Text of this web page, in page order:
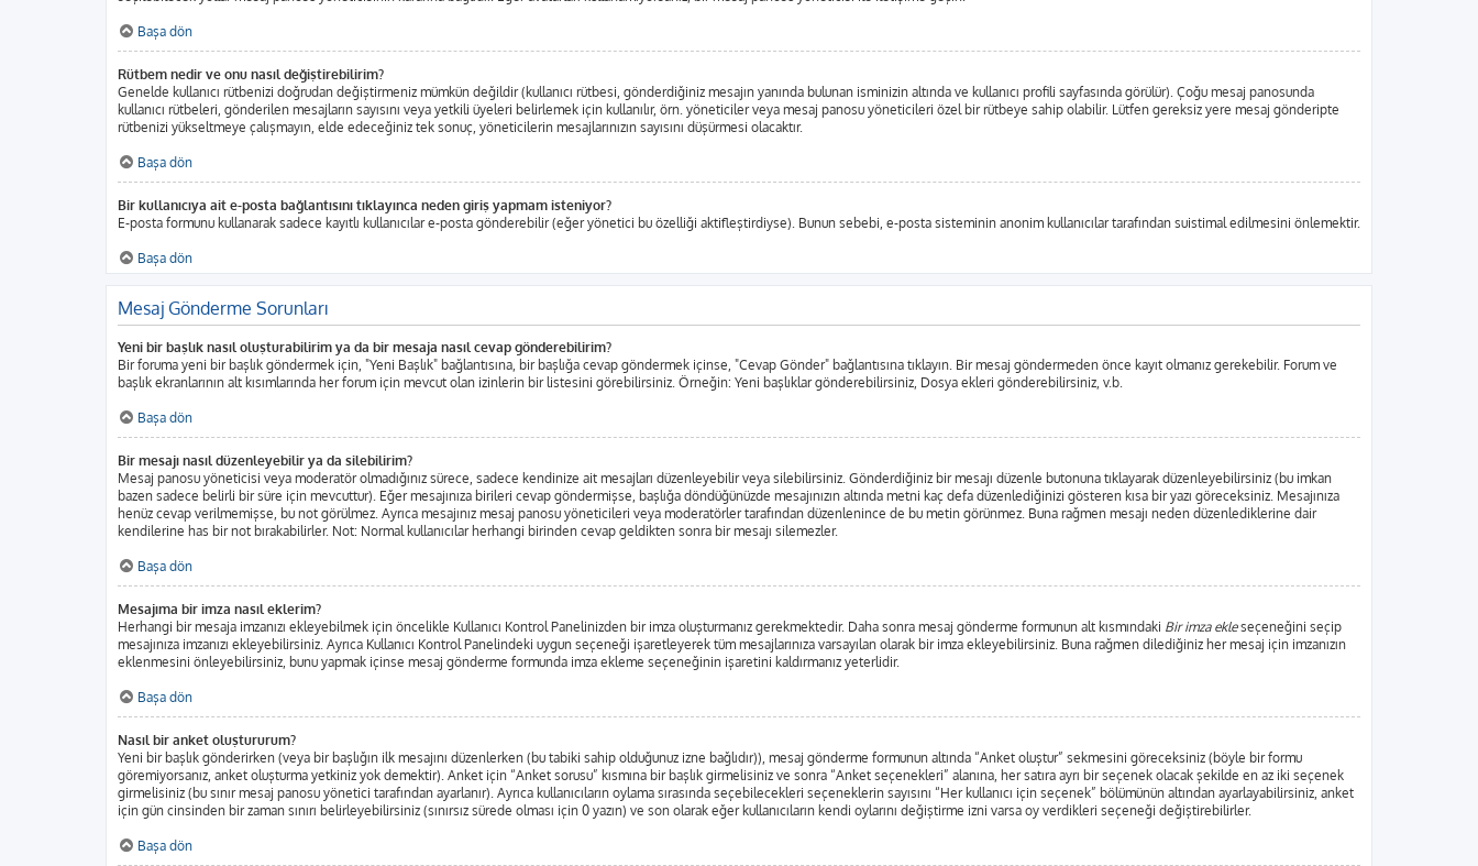
Başa dön
Rütbem nedir ve onu nasıl değiştirebilirim?
Genelde kullanıcı rütbenizi doğrudan değiştirmeniz mümkün değildir (kullanıcı rütbesi, gönderdiğiniz mesajın yanında bulunan isminizin altında ve kullanıcı profili sayfasında görülür). Çoğu mesaj panosunda
kullanıcı rütbeleri, gönderilen mesajların sayısını veya yetkili üyeleri belirlemek için kullanılır, örn. yöneticiler veya mesaj panosu yöneticileri özel bir rütbeye sahip olabilir. Lütfen gereksiz yere mesaj gönderipte
rütbenizi yükseltmeye çalışmayın, elde edeceğiniz tek sonuç, yöneticilerin mesajlarınızın sayısını düşürmesi olacaktır.
Başa dön
Bir kullanıcıya ait e-posta bağlantısını tıklayınca neden giriş yapmam isteniyor?
E-posta formunu kullanarak sadece kayıtlı kullanıcılar e-posta gönderebilir (eğer yönetici bu özelliği aktifleştirdiyse). Bunun sebebi, e-posta sisteminin anonim kullanıcılar tarafından suistimal edilmesini önlemektir.
Başa dön
Mesaj Gönderme Sorunları
Yeni bir başlık nasıl oluşturabilirim ya da bir mesaja nasıl cevap gönderebilirim?
Bir foruma yeni bir başlık göndermek için, "Yeni Başlık" bağlantısına, bir başlığa cevap göndermek içinse, "Cevap Gönder" bağlantısına tıklayın. Bir mesaj göndermeden önce kayıt olmanız gerekebilir. Forum ve
başlık ekranlarının alt kısımlarında her forum için mevcut olan izinlerin bir listesini görebilirsiniz. Örneğin: Yeni başlıklar gönderebilirsiniz, Dosya ekleri gönderebilirsiniz, v.b.
Başa dön
Bir mesajı nasıl düzenleyebilir ya da silebilirim?
Mesaj panosu yöneticisi veya moderatör olmadığınız sürece, sadece kendinize ait mesajları düzenleyebilir veya silebilirsiniz. Gönderdiğiniz bir mesajı düzenle butonuna tıklayarak düzenleyebilirsiniz (bu imkan
bazen sadece belirli bir süre için mevcuttur). Eğer mesajınıza birileri cevap göndermişse, başlığa döndüğünüzde mesajınızın altında metni kaç defa düzenlediğinizi gösteren kısa bir yazı göreceksiniz. Mesajınıza
henüz cevap verilmemişse, bu not görülmez. Ayrıca mesajınız mesaj panosu yöneticileri veya moderatörler tarafından düzenlenince de bu metin görünmez. Buna rağmen mesajı neden düzenlediklerine dair
kendilerine has bir not bırakabilirler. Not: Normal kullanıcılar herhangi birinden cevap geldikten sonra bir mesajı silemezler.
Başa dön
Mesajıma bir imza nasıl eklerim?
Herhangi bir mesaja imzanızı ekleyebilmek için öncelikle Kullanıcı Kontrol Panelinizden bir imza oluşturmanız gerekmektedir. Daha sonra mesaj gönderme formunun alt kısmındaki Bir imza ekleseçeneğini seçip
mesajınıza imzanızı ekleyebilirsiniz. Ayrıca Kullanıcı Kontrol Panelindeki uygun seçeneği işaretleyerek tüm mesajlarınıza varsayılan olarak bir imza ekleyebilirsiniz. Buna rağmen dilediğiniz her mesaj için imzanızın
eklenmesini önleyebilirsiniz, bunu yapmak içinse mesaj gönderme formunda imza ekleme seçeneğinin işaretini kaldırmanız yeterlidir.
Başa dön
Nasıl bir anket oluştururum?
Yeni bir başlık gönderirken (veya bir başlığın ilk mesajını düzenlerken (bu tabiki sahip olduğunuz izne bağlıdır)), mesaj gönderme formunun altında “Anket oluştur” sekmesini göreceksiniz (böyle bir formu
göremiyorsanız, anket oluşturma yetkiniz yok demektir). Anket için “Anket sorusu” kısmına bir başlık girmelisiniz ve sonra “Anket seçenekleri” alanına, her satıra ayrı bir seçenek olacak şekilde en az iki seçenek
girmelisiniz (bu sınır mesaj panosu yönetici tarafından ayarlanır). Ayrıca kullanıcıların oylama sırasında seçebilecekleri seçeneklerin sayısını “Her kullanıcı için seçenek” bölümünün altından ayarlayabilirsiniz, anket
için gün cinsinden bir zaman sınırı belirleyebilirsiniz (sınırsız sürede olması için 0 yazın) ve son olarak eğer kullanıcıların kendi oylarını değiştirme izni varsa oy verdikleri seçeneği değiştirebilirler.
Başa dön